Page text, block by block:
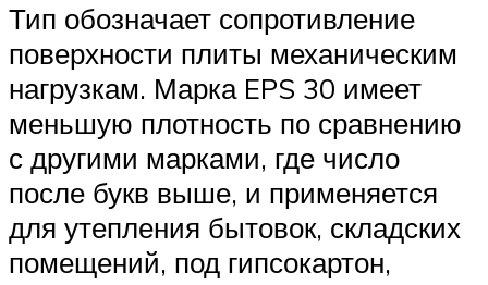
Тип обозначает сопротивление
поверхности плиты механическим
нагрузкам. Марка EPS 30 имеет
меньшую плотность по сравнению
с другими марками, где число
после букв выше, и применяется
для утепления бытовок, складских
помещений, под гипсокартон,